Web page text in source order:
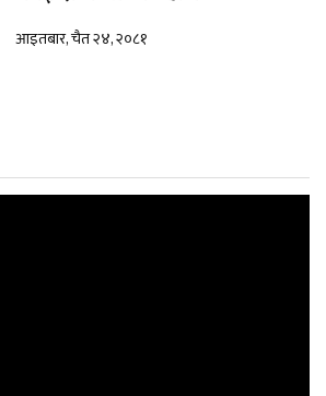
आइतबार, चैत २४, २०८१